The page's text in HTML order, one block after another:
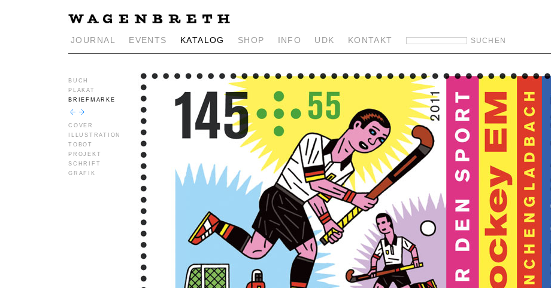
JOURNAL EVENTS KATALOG SHOP INFO UDK KONTAKT
BUCH
PLAKAT
BRIEFMARKE
COVER
ILLUSTRATION
TOBOT
PROJEKT
SCHRIFT
GRAFIK